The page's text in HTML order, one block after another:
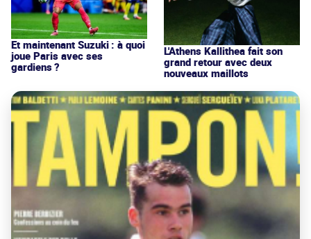
Et maintenant Suzuki : à quoi
joue Paris avec ses
gardiens ?
L'Athens Kallithea fait son
grand retour avec deux
nouveaux maillots